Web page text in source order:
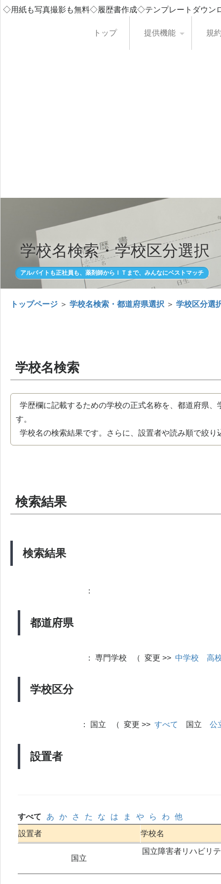
◇用紙も写真撮影も無料◇履歴書作成◇テンプレートダウ
トップ 提供機能 規
学校名検索・学校区分選択
アルバイトも正社員も、薬剤師からＩＴまで、みんなにベストマッチ
トップページ ＞ 学校名検索・都道府県選択 ＞ 学校区分選
学校名検索
学歴欄に記載するための学校の正式名称を、都道府県
す。
学校名の検索結果です。さらに、設置者や読み順で絞り
検索結果
検索結果
都道府県
：
学校区分
： 専門学校 （ 変更 >> 中学校 高
設置者
： 国立 （ 変更 >> すべて 国立 公
すべて あ か さ た な は ま や ら わ
他
設置者
学校名
国立
国立障害者リハビリ